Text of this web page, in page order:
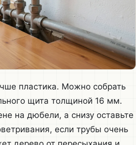
пластика. Можно собрать
щита толщиной 16 мм.
на дюбели, а снизу оставьте
если трубы очень